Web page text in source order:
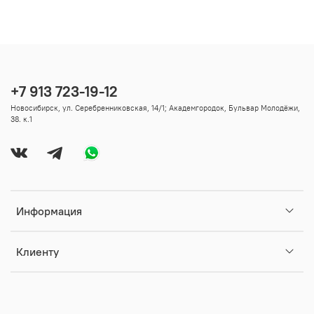
Информация
Клиенту
+7 913 723-19-12
Новосибирск, ул. Серебренниковская, 14/1; Академгородок, Бульвар Молодёжи,
38. к.1